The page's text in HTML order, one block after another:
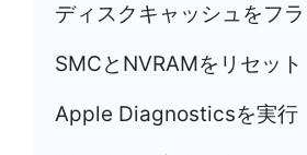
ディスクキャッシュをフ
SMCとNVRAMをリセット
Apple Diagnosticsを実行